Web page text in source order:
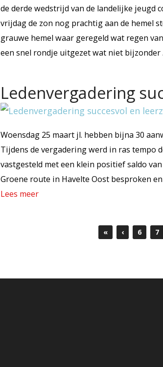
de derde wedstrijd van de landelijke jeugd
vrijdag de zon nog prachtig aan de hemel
grauwe hemel waar geregeld wat regen
een snel rondje uitgezet wat niet bijzonder
Ledenvergadering
Woensdag 25 maart jl. hebben bijna 30
Tijdens de vergadering werd in ras tempo
vastgesteld met een klein positief saldo
Groene route in Havelte Oost besproken
Lees meer
« ‹ 6 7